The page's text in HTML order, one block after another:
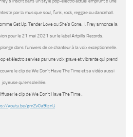
par la musique soul, funk, rock, reggae ou dancehall.
Get Up, Tender Love ou She’s Gone, J. Freyannonce la
pour le 21 mai 2021 sur le label Artpills Records.
dans l’univers de ce chanteur à la voix exceptionnelle.
et électro servies par une voix grave et vibrante qui prend
le clip deWe Don’t Have The Timeet sa vidéo aussi
joyeuse qu’ensoleillée.
le clip de We Don’t Have The Time :
youtu.be/gmZv0a9lznU